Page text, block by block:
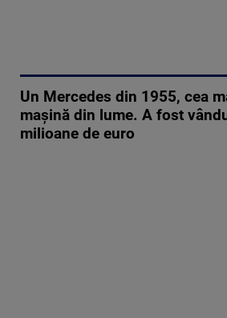
Un Mercedes din 1955, cea
mașină din lume. A fost
milioane de euro